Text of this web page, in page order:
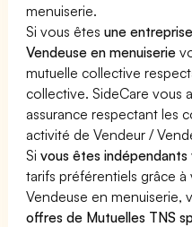
menuiserie.
Si vous êtesune
Vendeuse en menuiserie
mutuelle collective
collective. SideCare vous
assurance respectant les
activité de Vendeur /
Sivous êtes indépendants
tarifs préférentiels grâce
Vendeuse en menuiserie,
offres de Mutuelles TNS